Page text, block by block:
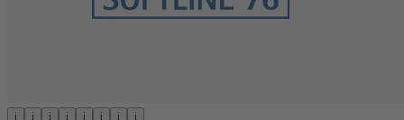
i i i i i i i i